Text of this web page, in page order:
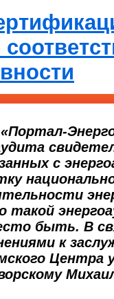
с
такой
быть. В
к
Центра